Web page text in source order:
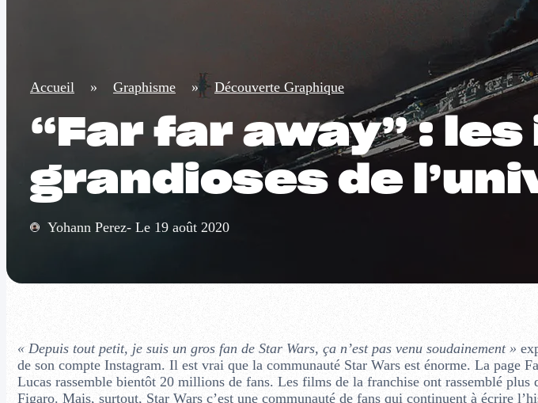
Accueil » Graphisme » Découverte Graphique
“Far far away” :
grandioses de
Yohann Perez- Le 19 août 2020
« Depuis tout petit, je suis un gros fan de Star Wars, ça n’est pas venu soudainement »
de son compte Instagram. Il est vrai que la communauté Star Wars est énorme. La page
Lucas rassemble bientôt 20 millions de fans. Les films de la franchise ont rassemblé
Figaro. Mais, surtout, Star Wars c’est une communauté de fans qui continuent à écrire